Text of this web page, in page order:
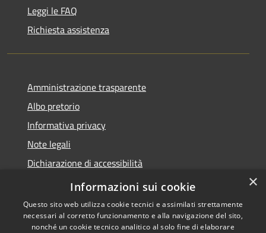
Leggi le FAQ
Richiesta assistenza
Amministrazione trasparente
Albo pretorio
Informativa privacy
Note legali
Dichiarazione di accessibilità
Piano di miglioramento del sito
×
Informazioni sui cookie
Questo sito web utilizza cookie tecnici e assimilati strettamente
necessari al corretto funzionamento e alla navigazione del sito,
nonché un cookie tecnico analitico al solo fine di elaborare